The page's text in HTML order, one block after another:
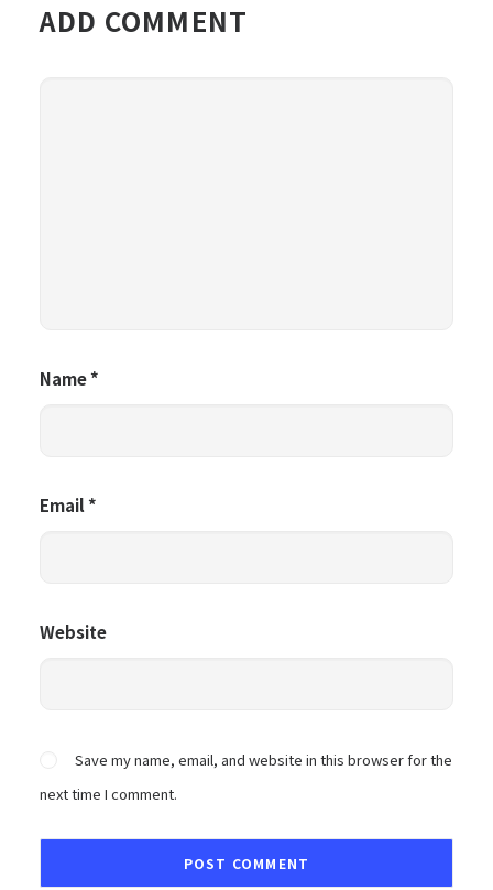
ADD COMMENT
Name*
Email*
Website
Save my name, email, and website in this browser for the
next time I comment.